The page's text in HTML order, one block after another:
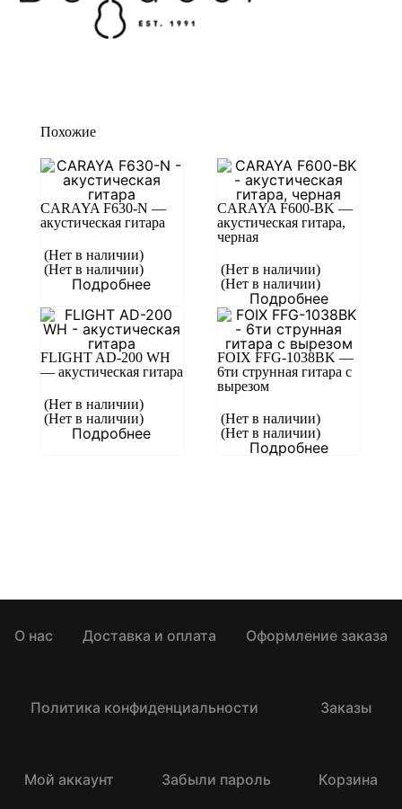
Похожие
CARAYA F630-N —
акустическая гитара
(Нет в наличии)
(Нет в наличии)
Подробнее
CARAYA F600-BK —
акустическая гитара,
черная
(Нет в наличии)
(Нет в наличии)
Подробнее
FLIGHT AD-200 WH
— акустическая гитара
(Нет в наличии)
(Нет в наличии)
Подробнее
FOIX FFG-1038BK —
6ти струнная гитара с
вырезом
(Нет в наличии)
(Нет в наличии)
Подробнее
О нас Доставка и оплата Оформление заказа
Политика конфиденциальности Заказы
Мой аккаунт Забыли пароль
Корзина